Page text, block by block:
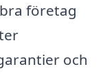
företag
och